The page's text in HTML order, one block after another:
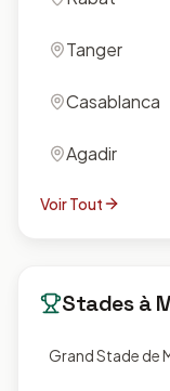
Tanger
Casablanca
Agadir
Voir Tout
Stades à
Grand Stade de